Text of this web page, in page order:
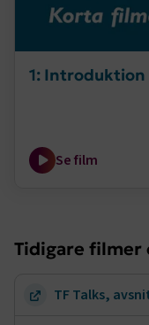
1: Introduktion
Se film
Tidigare filmer
TF Talks,